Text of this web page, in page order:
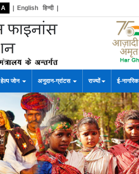
A English हिन्दी|
हेल्प जोन अनुदान-ग्रांटस राज्यों ई-नागरिक